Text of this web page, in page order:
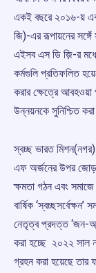
একই বছরে ২০১৬-য়
জি)-এর রূপায়নের সঙ্গেঁ
এইসব এস ডি জ়ি-র
কর্মগুলি প্রতিফলিত
করার ক্ষেত্রে আবহওয়া
উন্নয়নকে সুনিশ্চিত
স্বচ্ছ ভারত
এফ অর্জনের উপর জোড়
ক্ষমতা গঠন এবং
বার্ষিক
নেতৃত্ব প্রদত্ত ‘জন-
করা হচ্ছে ২০২২ সাল
গ্রহন করা হয়েছে তার